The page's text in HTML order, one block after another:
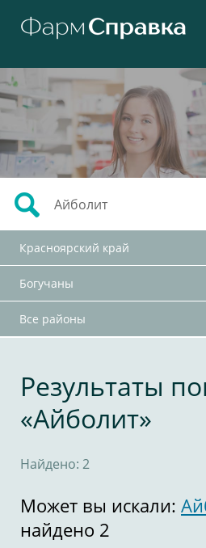
Красноярский край
Богучаны
Все районы
Результаты
«Айболит»
Найдено: 2
Может вы искали:
найдено 2